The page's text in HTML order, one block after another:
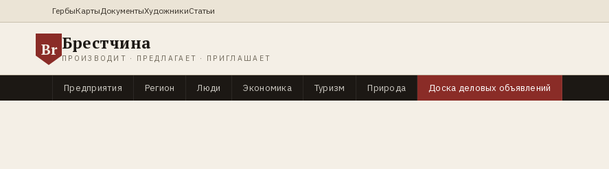
ГербыКартыДокументыХудожникиСтатьи
Br Брестчина
ПРОИЗВОДИТ · ПРЕДЛАГАЕТ · ПРИГЛАШАЕТ
Предприятия Регион Люди Экономика Туризм Природа Доска деловых объявлений